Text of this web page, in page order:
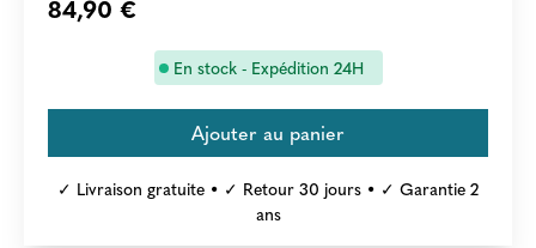
84,90 €
En stock - Expédition 24H
✓ Livraison gratuite • ✓ Retour 30 jours • ✓ Garantie 2
ans